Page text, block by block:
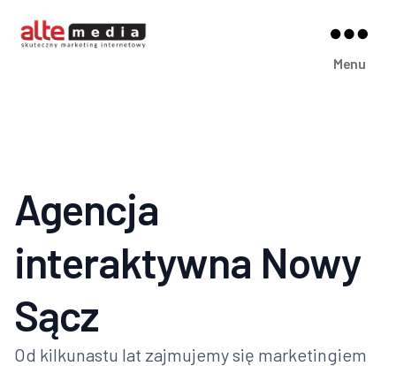
Menu
Agencja
interaktywna Nowy
Sącz
Od kilkunastu lat zajmujemy się marketingiem